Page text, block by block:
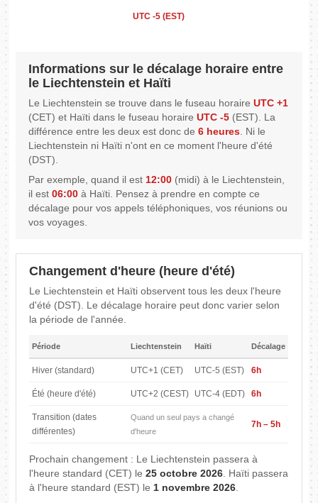
UTC -5 (EST)
Informations sur le décalage horaire entre
le Liechtenstein et Haïti
Le Liechtenstein se trouve dans le fuseau horaireUTC +1
(CET) et Haïti dans le fuseau horaireUTC -5 (EST). La
différence entre les deux est donc de6 heures. Ni le
Liechtenstein ni Haïti n'ont en ce moment l'heure d'été
(DST).
Par exemple, quand il est12:00 (midi) à le Liechtenstein,
il est06:00 à Haïti. Pensez à prendre en compte ce
décalage pour vos appels téléphoniques, vos réunions ou
vos voyages.
Changement d'heure (heure d'été)
Le Liechtenstein et Haïti observent tous les deux l'heure
d'été (DST). Le décalage horaire peut donc varier selon
la période de l'année.
Période Liechtenstein Haïti Décalage
Hiver (standard) UTC+1 (CET) UTC-5 (EST) 6h
Été (heure d'été) UTC+2 (CEST) UTC-4 (EDT) 6h
Transition (dates
différentes)
Quand un seul pays a changé
d'heure
7h – 5h
Prochain changement : Le Liechtenstein passera à
l'heure standard (CET) le25 octobre 2026. Haïti passera
à l'heure standard (EST) le1 novembre 2026.